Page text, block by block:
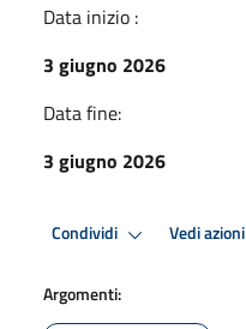
Data inizio :
3 giugno 2026
Data fine:
3 giugno 2026
Condividi Vedi azioni
Argomenti: